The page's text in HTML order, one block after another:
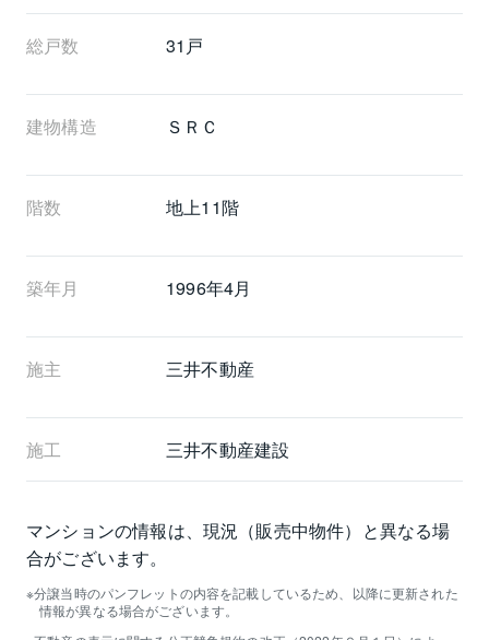
総戸数 31戸
建物構造 ＳＲＣ
階数 地上11階
築年月 1996年4月
施主 三井不動産
施工 三井不動産建設
マンションの情報は、現況（販売中物件）と異なる場
合がございます。
分譲当時のパンフレットの内容を記載しているため、以降に更新された
情報が異なる場合がございます。